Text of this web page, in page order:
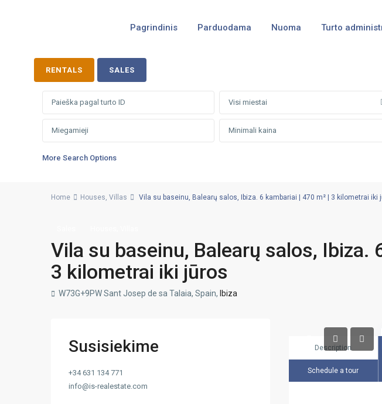
Pagrindinis Parduodama Nuoma Turto
RENTALS SALES
Visi miestai
More Search Options
Home Houses, Villas Vila su baseinu, Balearų salos, Ibiza. 6 kambariai | 470 m² | 3 kilometrai iki
Vila su baseinu, Balearų salos, Ibiza.
3 kilometrai iki jūros
W73G+9PW Sant Josep de sa Talaia, Spain, Ibiza
Description
Schedule a tour
Susisiekime
+34 631 134 771
info@is-realestate.com